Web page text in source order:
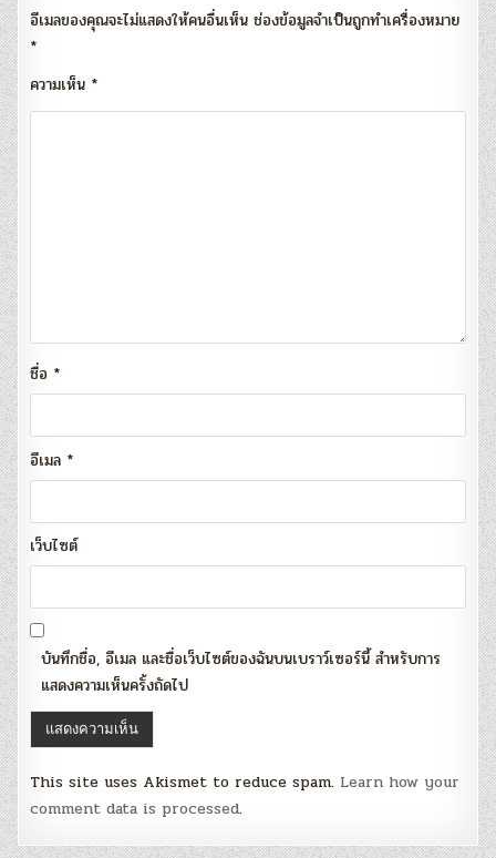
อีเมลของคุณจะไม่แสดงให้คนอื่นเห็น ช่องข้อมูลจำเป็นถูกทำเครื่องหมาย
*
ความเห็น *
ชื่อ *
อีเมล *
เว็บไซต์
บันทึกชื่อ, อีเมล และชื่อเว็บไซต์ของฉันบนเบราว์เซอร์นี้ สำหรับการ
แสดงความเห็นครั้งถัดไป
This site uses Akismet to reduce spam. Learn how your
comment data is processed.